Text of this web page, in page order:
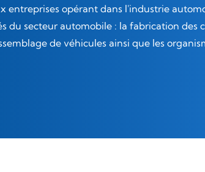
entreprises opérant dans l'industrie
du secteur automobile : la fabrication des
de véhicules ainsi que les